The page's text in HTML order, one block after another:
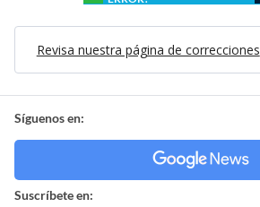
Revisa nuestra página de correcciones
Síguenos en:
Suscríbete en: